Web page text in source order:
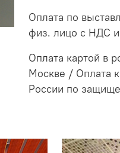
Оплата по
физ. лицо с НДС
Оплата картой в
Москве / Оплата
России по